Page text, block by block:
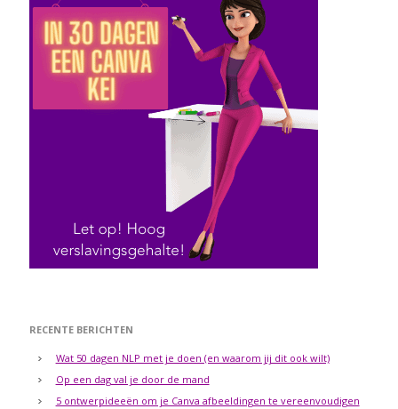
RECENTE BERICHTEN
Wat 50 dagen NLP met je doen (en waarom jij dit ook wilt)
Op een dag val je door de mand
5 ontwerpideeën om je Canva afbeeldingen te vereenvoudigen